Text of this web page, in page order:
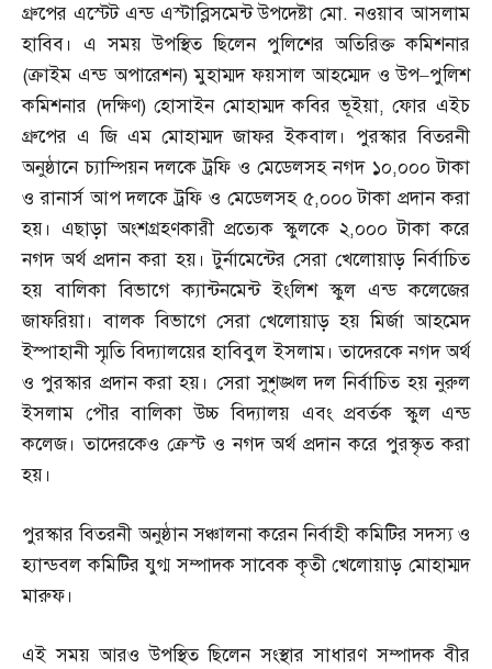
গ্রুপের এস্টেট এন্ড এস্টাব্লিসমেন্ট উপদেষ্টা মো.নওয়াব আসলাম
হাবিব। এ সময় উপস্থিত ছিলেন পুলিশের অতিরিক্ত কমিশনার
(ক্রাইম এন্ড অপারেশন)মুহাম্মদ ফয়সাল আহম্মেদ ও উপ–পুলিশ
কমিশনার (দক্ষিণ)হোসাইন মোহাম্মদ কবির ভূইয়া,ফোর এইচ
গ্রুপের এ জি এম মোহাম্মদ জাফর ইকবাল। পুরস্কার বিতরনী
অনুষ্ঠানে চ্যাম্পিয়ন দলকে ট্রফি ও মেডেলসহ নগদ ১০,০০০ টাকা
ও রানার্স আপ দলকে ট্রফি ও মেডেলসহ ৫,০০০ টাকা প্রদান করা
হয়। এছাড়া অংশগ্রহণকারী প্রত্যেক স্কুলকে ২,০০০ টাকা করে
নগদ অর্থ প্রদান করা হয়। টুর্নামেন্টের সেরা খেলোয়াড় নির্বাচিত
হয় বালিকা বিভাগে ক্যান্টনমেন্ট ইংলিশ স্কুল এন্ড কলেজের
জাফরিয়া। বালক বিভাগে সেরা খেলোয়াড় হয় মির্জা আহমেদ
ইস্পাহানী স্মৃতি বিদ্যালয়ের হাবিবুল ইসলাম। তাদেরকে নগদ অর্থ
ও পুরস্কার প্রদান করা হয়। সেরা সুশৃঙ্খল দল নির্বাচিত হয় নুরুল
ইসলাম পৌর বালিকা উচ্চ বিদ্যালয় এবং প্রবর্তক স্কুল এন্ড
কলেজ। তাদেরকেও ক্রেস্ট ও নগদ অর্থ প্রদান করে পুরস্কৃত করা
হয়।
পুরস্কার বিতরনী অনুষ্ঠান সঞ্চালনা করেন নির্বাহী কমিটির সদস্য ও
হ্যান্ডবল কমিটির যুগ্ম সম্পাদক সাবেক কৃতী খেলোয়াড় মোহাম্মদ
মারুফ।
এই সময় আরও উপস্থিত ছিলেন সংস্থার সাধারণ সম্পাদক বীর